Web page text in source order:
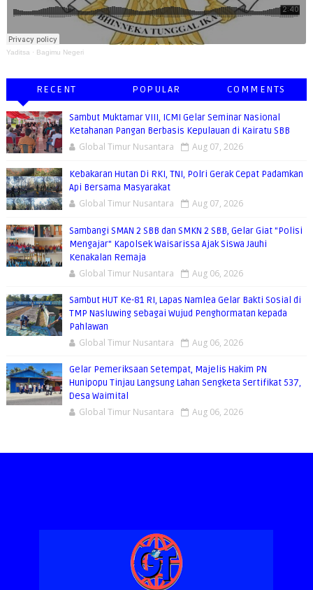
Yaditsa · Bagimu Negeri
RECENT POPULAR COMMENTS
Sambut Muktamar VIII, ICMI Gelar Seminar Nasional
Ketahanan Pangan Berbasis Kepulauan di Kairatu SBB
Global Timur Nusantara Aug 07, 2026
Kebakaran Hutan Di RKI, TNI, Polri Gerak Cepat Padamkan
Api Bersama Masyarakat
Global Timur Nusantara Aug 07, 2026
Sambangi SMAN 2 SBB dan SMKN 2 SBB, Gelar Giat "Polisi
Mengajar" Kapolsek Waisarissa Ajak Siswa Jauhi
Kenakalan Remaja
Global Timur Nusantara Aug 06, 2026
Sambut HUT Ke-81 RI, Lapas Namlea Gelar Bakti Sosial di
TMP Nasluwing sebagai Wujud Penghormatan kepada
Pahlawan
Global Timur Nusantara Aug 06, 2026
Gelar Pemeriksaan Setempat, Majelis Hakim PN
Hunipopu Tinjau Langsung Lahan Sengketa Sertifikat 537,
Desa Waimital
Global Timur Nusantara Aug 06, 2026